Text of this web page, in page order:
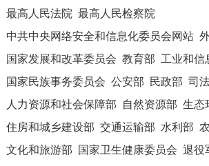
最高人民法院 最高人民检察院
中共中央网络安全和信息化委员会网站
国家发展和改革委员会 教育部 工业和信
国家民族事务委员会 公安部 民政部 司
人力资源和社会保障部
自然资源部 生态
住房和城乡建设部 交通运输部 水利部
文化和旅游部
国家卫生健康委员会 退役